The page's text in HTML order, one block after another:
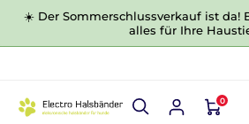
☀️ Der Sommerschlussverkauf ist da!
alles für Ihre
0